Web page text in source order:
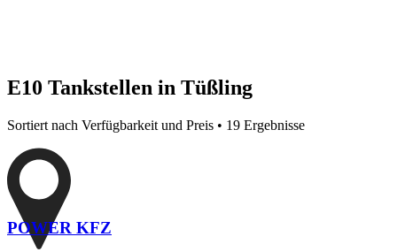
E10 Tankstellen in Tüßling
Sortiert nach Verfügbarkeit und Preis • 19 Ergebnisse
POWER KFZ